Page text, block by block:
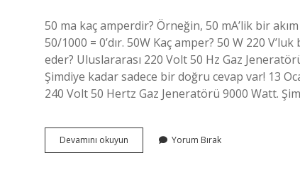
50 ma kaç amperdir? Örneğin, 50 mA’lik bir
50/1000 = 0’dır. 50W Kaç amper? 50 W 220
eder? Uluslararası 220 Volt 50 Hz Gaz
Şimdiye kadar sadece bir doğru cevap var! 13
240 Volt 50 Hertz Gaz Jeneratörü 9000 Watt.
Devamını okuyun
Hz
Yorum Bırak